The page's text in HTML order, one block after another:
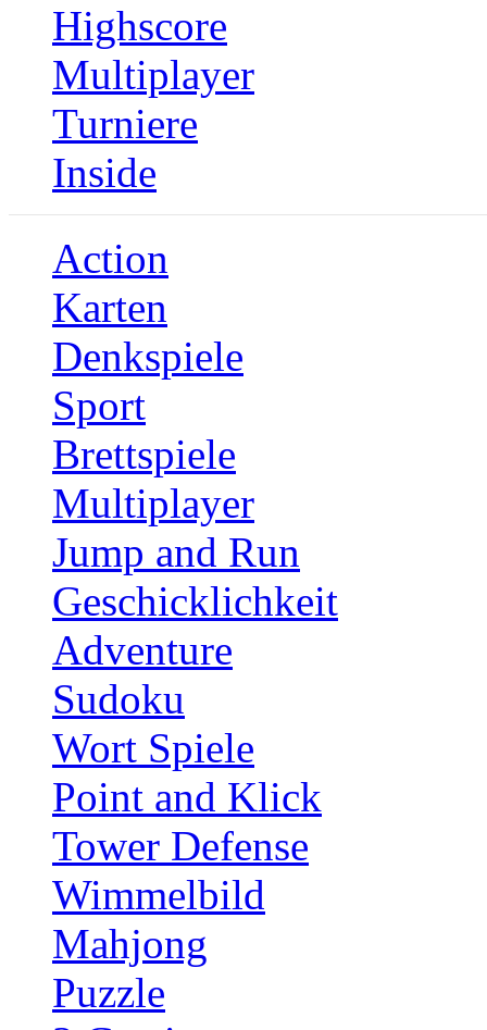
Highscore
Multiplayer
Turniere
Inside
Action
Karten
Denkspiele
Sport
Brettspiele
Multiplayer
Jump and Run
Geschicklichkeit
Adventure
Sudoku
Wort Spiele
Point and Klick
Tower Defense
Wimmelbild
Mahjong
Puzzle